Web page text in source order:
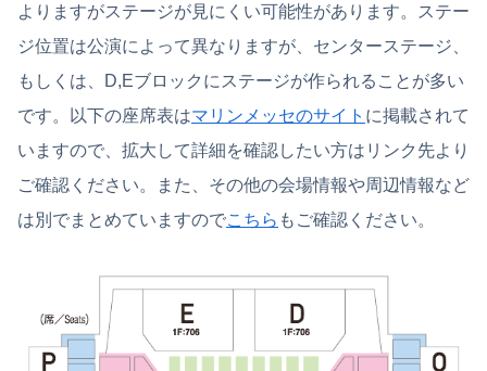
よりますがステージが見にくい可能性があります。ステー
ジ位置は公演によって異なりますが、センターステージ、
もしくは、D,Eブロックにステージが作られることが多い
です。以下の座席表はマリンメッセのサイト に掲載されて
いますので、拡大して詳細を確認したい方はリンク先より
ご確認ください。また、その他の会場情報や周辺情報など
は別でまとめていますのでこちら もご確認ください。